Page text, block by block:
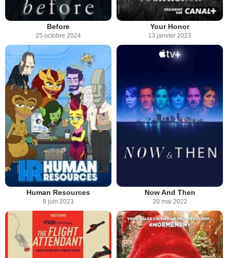
Before
25 octobre 2024
Your Honor
13 janvier 2023
Human Resources
9 juin 2023
Now And Then
20 mai 2022